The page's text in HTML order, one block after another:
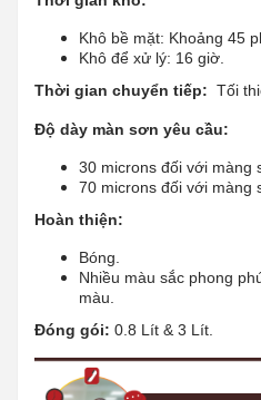
Khô bề mặt: Khoảng 45
Khô để xử lý: 16 giờ.
Thời gian chuyển tiếp: Tối
Độ dày màn sơn yêu cầu:
30 microns đối với màng
70 microns đối với màng
Hoàn thiện:
Bóng.
Nhiều màu sắc phong
màu.
Đóng gói: 0.8 Lít & 3 Lít.